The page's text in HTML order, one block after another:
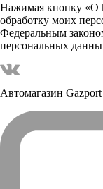
Нажимая кнопку
обработку моих
Федеральным
персональных
Автомагазин Gazport